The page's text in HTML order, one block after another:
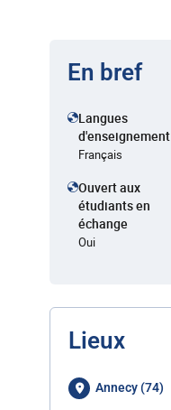
En bref
Langues
d'enseignement
Français
Ouvert aux
étudiants en
échange
Oui
Lieux
Annecy (74)